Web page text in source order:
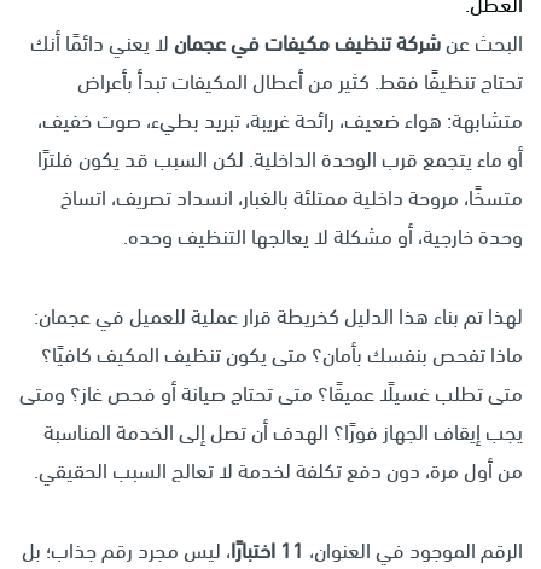
البحث عنشركة تنظيف مكيفات في عجمانلا يعني دائمًا أنك
تحتاج تنظيفًا فقط. كثير من أعطال المكيفات تبدأ بأعراض
متشابهة: هواء ضعيف، رائحة غريبة، تبريد بطيء، صوت خفيف،
أو ماء يتجمع قرب الوحدة الداخلية. لكن السبب قد يكون فلترًا
متسخًا، مروحة داخلية ممتلئة بالغبار، انسداد تصريف، اتساخ
وحدة خارجية، أو مشكلة لا يعالجها التنظيف وحده.
لهذا تم بناء هذا الدليل كخريطة قرار عملية للعميل في عجمان:
ماذا تفحص بنفسك بأمان؟ متى يكون تنظيف المكيف كافيًا؟
متى تطلب غسيلًا عميقًا؟ متى تحتاج صيانة أو فحص غاز؟ ومتى
يجب إيقاف الجهاز فورًا؟ الهدف أن تصل إلى الخدمة المناسبة
من أول مرة، دون دفع تكلفة لخدمة لا تعالج السبب الحقيقي.
الرقم الموجود في العنوان، 11 اختبارًا
، ليس مجرد رقم جذاب؛ بل